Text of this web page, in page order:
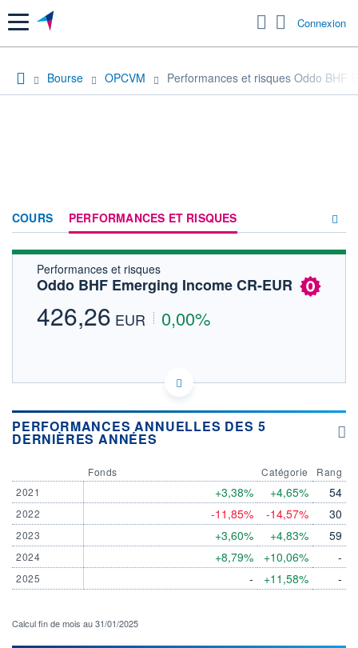
Menu Connexion
Bourse OPCVM Performances et risques Oddo BHF
COURS PERFORMANCES ET RISQUES
FORUM
Performances et risques
Oddo BHF Emerging Income CR-EUR
426,26 EUR 0,00%
OPCVM DERNIER COURS CONNU AU 23/01/2025
CATÉGORIE MORNINGSTAR
TARIFS PRIVILÉGIÉS 0%
PEA PEA-PME BOURSOVIE LUX
BOURSOVIE
CTO BUSINESS
21M / 31.01.25
PERFORMANCES ANNUELLES DES 5
DERNIÈRES ANNÉES
2021
2022
2023
2024
2025
Fonds
+3,38%
-11,85%
+3,60%
+8,79%
-
Catégorie
+4,65%
-14,57%
+4,83%
+10,06%
+11,58%
Rang
54
30
59
-
-
Calcul fin de mois au 31/01/2025